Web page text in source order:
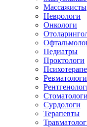
Массажисты
Неврологи
Онкологи
Педиатры
Проктологи
Ревматологи
Стоматологи
Сурдологи
Терапевты